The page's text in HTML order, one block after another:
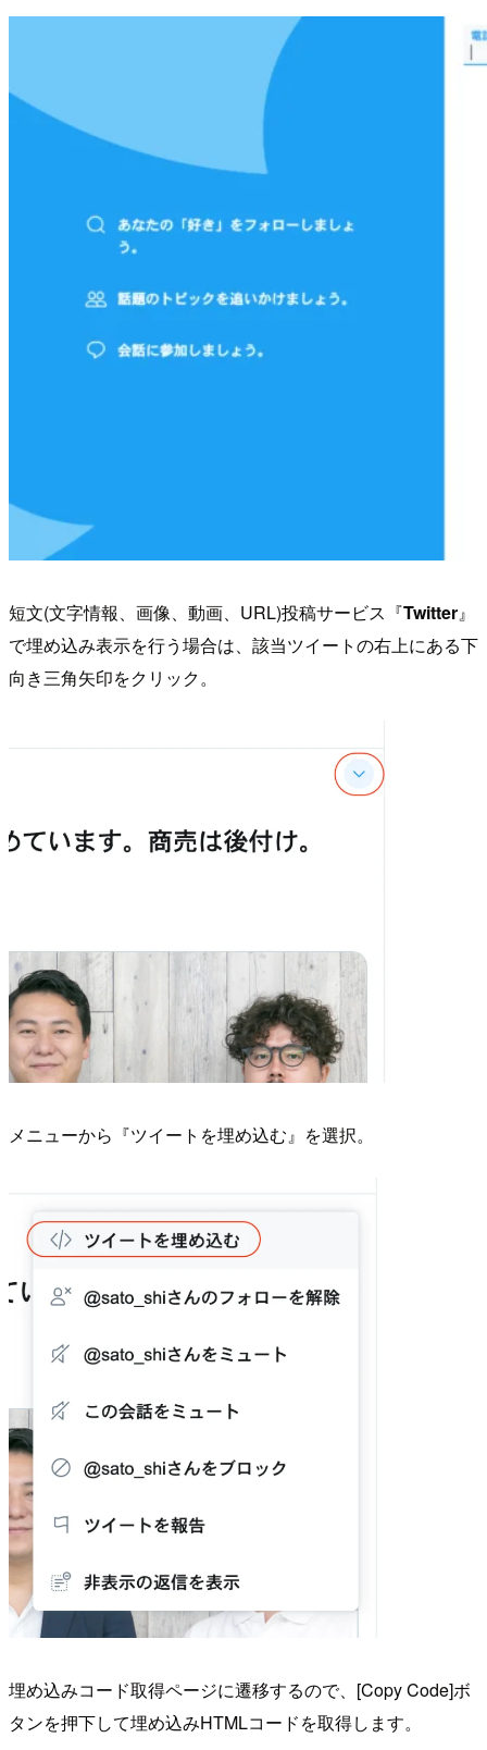
短文(文字情報、画像、動画、URL)投稿サービス『Twitter』
で埋め込み表示を行う場合は、該当ツイートの右上にある下
向き三角矢印をクリック。
メニューから『ツイートを埋め込む』を選択。
埋め込みコード取得ページに遷移するので、[Copy Code]ボ
タンを押下して埋め込みHTMLコードを取得します。